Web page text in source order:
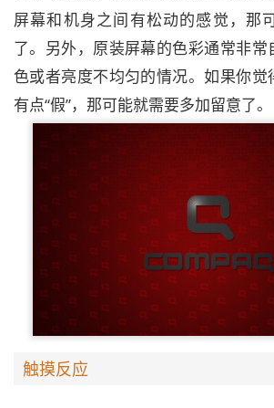
屏幕和机身之间有松动的感觉，那
了。另外，原装屏幕的色彩通常非常
色或者亮度不均匀的情况。如果你
有点“假”，那可能就需要多加留意了。
触摸反应